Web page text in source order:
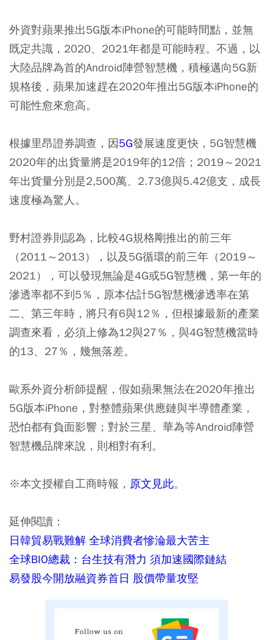
外資對蘋果推出5G版本iPhone的可能時間點，並無
既定共識，2020、2021年都是可能時程。不過，以
大陸品牌為首的Android陣營智慧機，積極邁向5G新
規格後，蘋果加速趕在2020年推出5G版本iPhone的
可能性愈來愈高。
根據里昂證券調查，因5G發展速度更快，5G智慧機
2020年的出貨量將是2019年的12倍；2019～2021
年出貨量分別是2,500萬、2.73億與5.42億支，成長
速度極為驚人。
野村證券則認為，比較4G規格剛推出的前三年
（2011～2013），以及5G循環的前三年（2019～
2021），可以發現無論是4G或5G智慧機，第一年的
滲透率都不到5％，原本估計5G智慧機滲透率在第
二、第三年時，將只有6與12％，但根據最新的產業
調查來看，必須上修為12與27％，與4G智慧機當時
的13、27％，幾無落差。
歐系外資分析師提醒，假如蘋果無法在2020年推出
5G版本iPhone，對整體蘋果供應鏈與半導體產業，
恐怕都有負面影響；對於三星、華為等Android陣營
智慧機品牌來說，則相對有利。
※本文授權自工商時報， 原文見此。
延伸閱讀：
日韓貿易戰難解 全球消費者慘淪最大苦主
全球BIO總裁：台生技有潛力 須加速國際鏈結
易發股今開放融資券首日 股價帶量攻堅